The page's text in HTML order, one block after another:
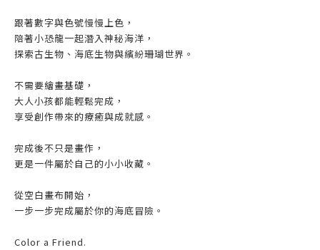
跟著數字與色號慢慢上色，
陪著小恐龍一起潛入神秘海洋，
探索古生物、海底生物與繽紛珊瑚世界。
不需要繪畫基礎，
大人小孩都能輕鬆完成，
享受創作帶來的療癒與成就感。
完成後不只是畫作，
更是一件屬於自己的小小收藏。
從空白畫布開始，
一步一步完成屬於你的海底冒險。
Color a Friend.